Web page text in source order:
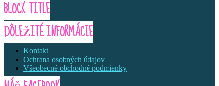
BLOCK TITLE
DÔLEŽITÉ INFORMÁCIE
Kontakt
Ochrana osobných údajov
Všeobecné obchodné podmienky